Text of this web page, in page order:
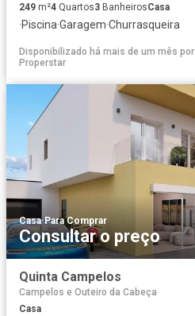
249 m²4 Quartos3 BanheirosCasa
·Piscina·Garagem·Churrasqueira
Disponibilizado há mais de um mês por
Properstar
Casa·Para Comprar
Consultar o preço
Quinta Campelos
Campelos e Outeiro da Cabeça
Casa